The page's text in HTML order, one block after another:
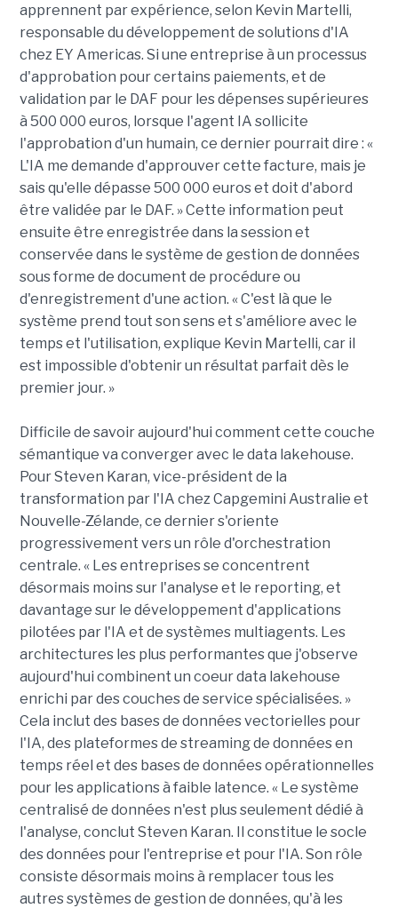
apprennent par expérience, selon Kevin Martelli,
responsable du développement de solutions d'IA
chez EY Americas. Si une entreprise à un processus
d'approbation pour certains paiements, et de
validation par le DAF pour les dépenses supérieures
à 500 000 euros, lorsque l'agent IA sollicite
l'approbation d'un humain, ce dernier pourrait dire : «
L'IA me demande d'approuver cette facture, mais je
sais qu'elle dépasse 500 000 euros et doit d'abord
être validée par le DAF. » Cette information peut
ensuite être enregistrée dans la session et
conservée dans le système de gestion de données
sous forme de document de procédure ou
d'enregistrement d'une action. « C'est là que le
système prend tout son sens et s'améliore avec le
temps et l'utilisation, explique Kevin Martelli, car il
est impossible d'obtenir un résultat parfait dès le
premier jour. »
Difficile de savoir aujourd'hui comment cette couche
sémantique va converger avec le data lakehouse.
Pour Steven Karan, vice-président de la
transformation par l'IA chez Capgemini Australie et
Nouvelle-Zélande, ce dernier s'oriente
progressivement vers un rôle d'orchestration
centrale. « Les entreprises se concentrent
désormais moins sur l'analyse et le reporting, et
davantage sur le développement d'applications
pilotées par l'IA et de systèmes multiagents. Les
architectures les plus performantes que j'observe
aujourd'hui combinent un coeur data lakehouse
enrichi par des couches de service spécialisées. »
Cela inclut des bases de données vectorielles pour
l'IA, des plateformes de streaming de données en
temps réel et des bases de données opérationnelles
pour les applications à faible latence. « Le système
centralisé de données n'est plus seulement dédié à
l'analyse, conclut Steven Karan. Il constitue le socle
des données pour l'entreprise et pour l'IA. Son rôle
consiste désormais moins à remplacer tous les
autres systèmes de gestion de données, qu'à les